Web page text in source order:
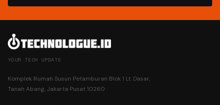
YOUR TECH UPDATE
Komplek Rumah Susun Petamburan Blok 1 Lt. Dasar,
Tanah Abang, Jakarta Pusat 10260